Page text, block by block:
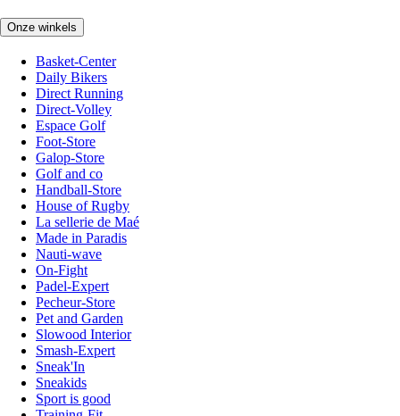
Onze winkels
Basket-Center
Daily Bikers
Direct Running
Direct-Volley
Espace Golf
Foot-Store
Galop-Store
Golf and co
Handball-Store
House of Rugby
La sellerie de Maé
Made in Paradis
Nauti-wave
On-Fight
Padel-Expert
Pecheur-Store
Pet and Garden
Slowood Interior
Smash-Expert
Sneak'In
Sneakids
Sport is good